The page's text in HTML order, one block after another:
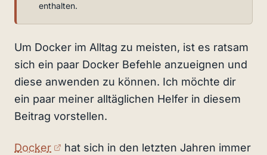
enthalten.
Um Docker im Alltag zu meisten, ist es ratsam
sich ein paar Docker Befehle anzueignen und
diese anwenden zu können. Ich möchte dir
ein paar meiner alltäglichen Helfer in diesem
Beitrag vorstellen.
Docker (externer Link)
hat sich in den letzten Jahren immer